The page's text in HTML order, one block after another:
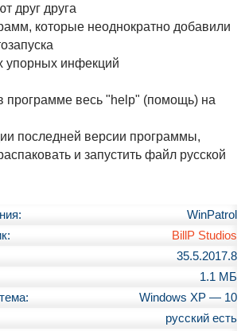
друг друга
которые неоднократно добавили
упорных инфекций
программе весь "help" (помощь) на
последней версии программы,
и запустить файл русской
WinPatrol
BillP Studios
35.5.2017.8
1.1 МБ
Windows XP — 10
русский есть